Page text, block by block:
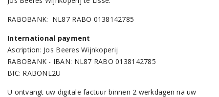
RABOBANK: NL87 RABO 0138142785
International payment
Ascription: Jos Beeres Wijnkoperij
RABOBANK - IBAN: NL87 RABO 0138142785
BIC: RABONL2U
U ontvangt uw digitale factuur binnen 2 werkdagen na uw